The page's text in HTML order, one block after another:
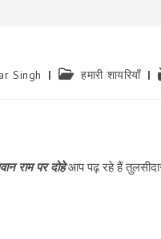
Singh
Post हमारी शायरियाँ
राम पर दोहेआप पढ़ रहे हैं तुलसीदास